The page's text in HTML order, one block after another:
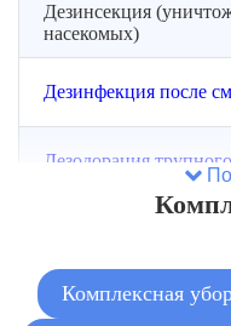
Дезинсекция
насекомых)
Дезинфекция после
Дезодорация
Комплексная